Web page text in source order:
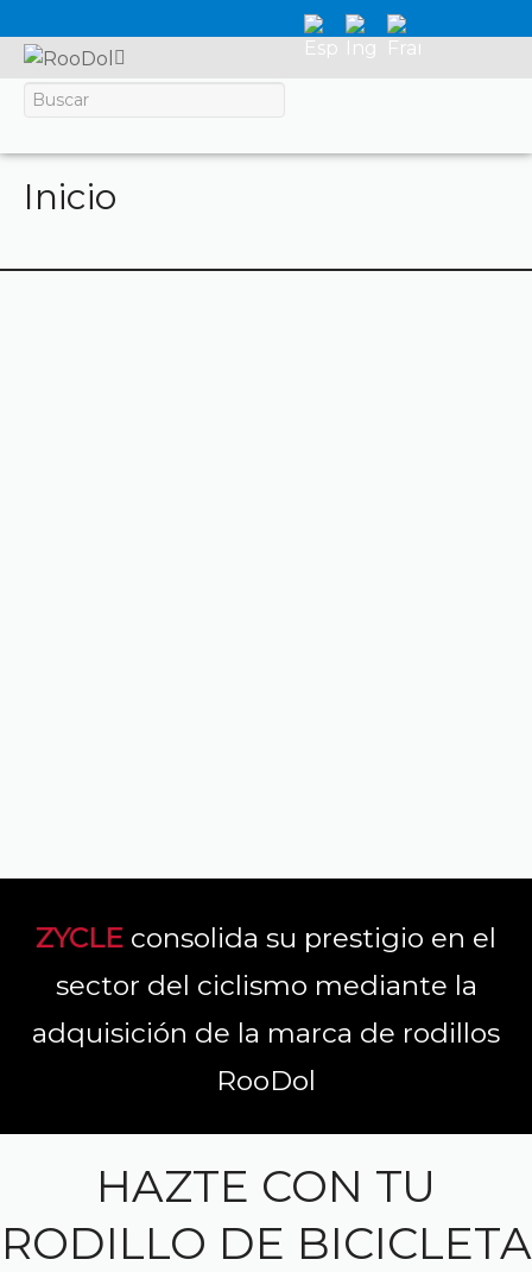
Inicio
ZYCLE consolida su prestigio en el
sector del ciclismo mediante la
adquisición de la marca de rodillos
RooDol
HAZTE CON TU
RODILLO DE BICICLETA